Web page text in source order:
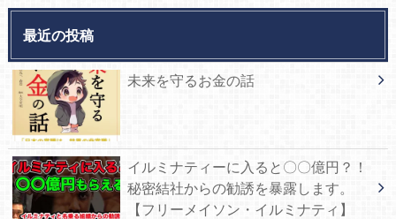
最近の投稿
未来を守るお金の話
イルミナティーに入ると〇〇億円？！
秘密結社からの勧誘を暴露します。
【フリーメイソン・イルミナティ】